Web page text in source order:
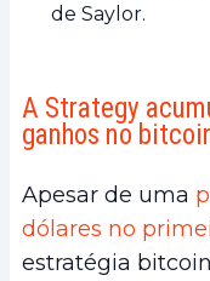
de Saylor.
A Strategy
ganhos no
Apesar de uma
dólares no
estratégia